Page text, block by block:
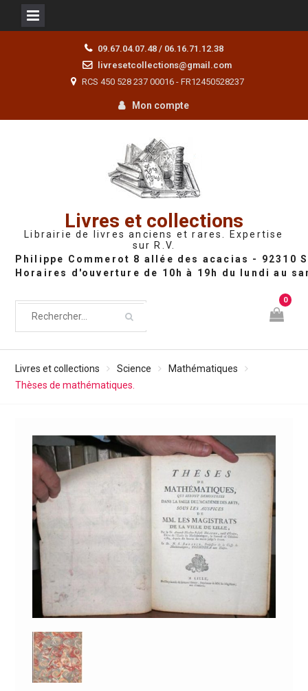
09.67.04.07.48 / 06.16.71.12.38
livresetcollections@gmail.com
RCS 450 528 237 00016 - FR12450528237
Mon compte
Livres et collections
Librairie de livres anciens et rares. Expertise
sur R.V.
0
Livres et collections Science
Mathématiques
Thèses de mathématiques.